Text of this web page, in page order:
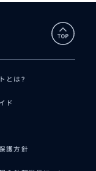
とは?
ド
護方針